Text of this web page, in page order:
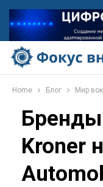
Home Блог Мир
Kroner